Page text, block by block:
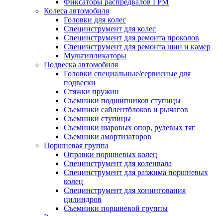
Фиксаторы распредвалов ГРМ
Колеса автомобиля
Головки для колес
Специнструмент для колес
Специнструмент для ремонта проколов
Специнструмент для ремонта шин и камер
Мультипликаторы
Подвеска автомобиля
Головки специальные/сервисные для
подвески
Стяжки пружин
Съемники подшипников ступицы
Съемники сайлентблоков и рычагов
Съемники ступицы
Съемники шаровых опор, рулевых тяг
Съемники амортизаторов
Поршневая группа
Оправки поршневых колец
Специнструмент для коленвала
Специнструмент для разжима поршневых
колец
Специнструмент для хонингования
цилиндров
Съемники поршневой группы